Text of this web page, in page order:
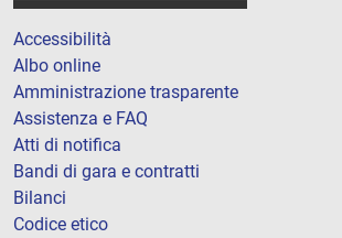
Accessibilità
Albo online
Amministrazione trasparente
Assistenza e FAQ
Atti di notifica
Bandi di gara e contratti
Bilanci
Codice etico